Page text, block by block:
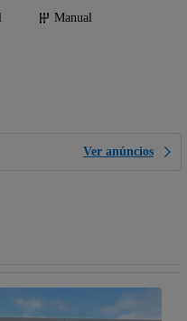
Manual
Ver anúncios